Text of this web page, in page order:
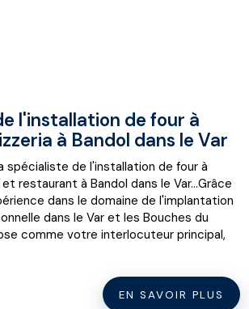
l'installation de four à
à Bandol dans le Var
spécialiste de l'installation de four à
restaurant à Bandol dans le Var...Grâce
dans le domaine de l'implantation
dans le Var et les Bouches du
comme votre interlocuteur principal,
EN SAVOIR PLUS